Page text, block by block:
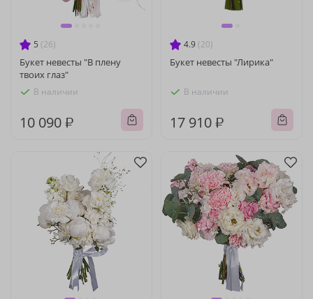
5 (26)
Букет невесты "В плену
твоих глаз"
В наличии
10 090 ₽
4.9 (20)
Букет невесты "Лирика"
В наличии
17 910 ₽